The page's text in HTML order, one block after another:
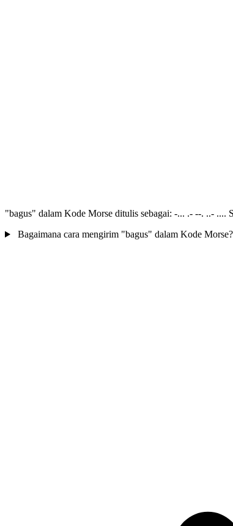
"bagus" dalam Kode Morse ditulis sebagai: -... .- --. ..- ....
Bagaimana cara mengirim "bagus" dalam Kode Morse?